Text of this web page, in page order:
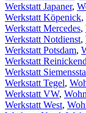
Werkstatt Japaner,
Werkstatt Köpenick,
Werkstatt Mercedes,
Werkstatt Notdienst,
Werkstatt Potsdam,
Werkstatt
Werkstatt
Werkstatt Tegel,
Werkstatt VW,
Werkstatt West,